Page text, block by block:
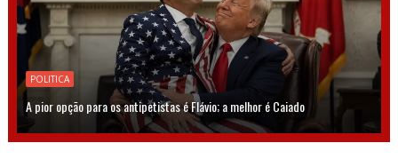
POLITICA
A pior opção para os antipetistas é Flávio; a melhor é Caiado